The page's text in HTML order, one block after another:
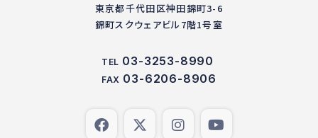
東京都千代田区神田錦町3-6
錦町スクウェアビル7階1号室
TEL 03-3253-8990
FAX 03-6206-8906